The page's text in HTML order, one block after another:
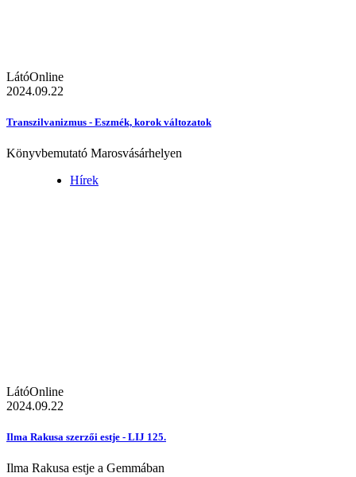
LátóOnline
2024.09.22
Transzilvanizmus - Eszmék, korok változatok
Könyvbemutató Marosvásárhelyen
Hírek
LátóOnline
2024.09.22
Ilma Rakusa szerzői estje - LIJ 125.
Ilma Rakusa estje a Gemmában